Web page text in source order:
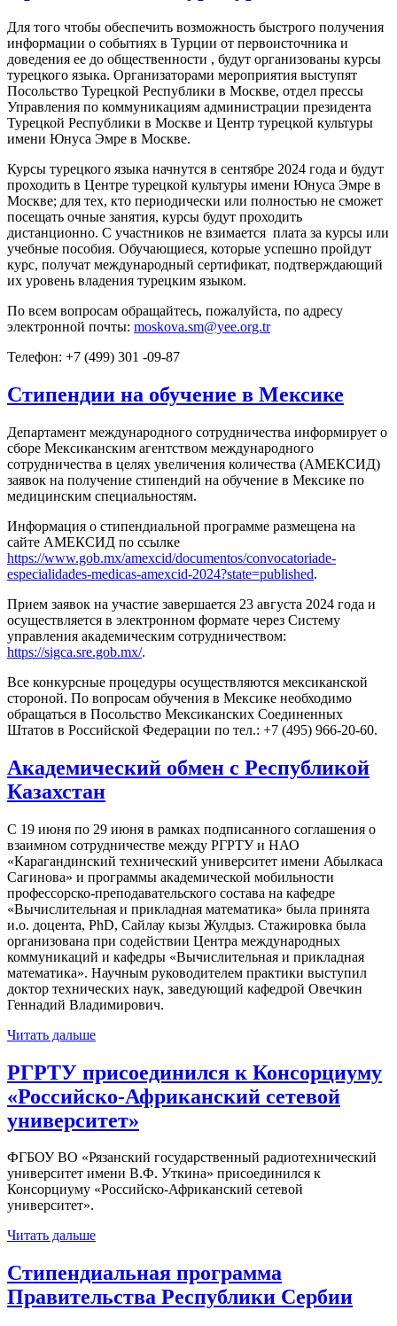
Для того чтобы обеспечить возможность быстрого получения
информации о событиях в Турции от первоисточника и
доведения ее до общественности , будут организованы курсы
турецкого языка. Организаторами мероприятия выступят
Посольство Турецкой Республики в Москве, отдел прессы
Управления по коммуникациям администрации президента
Турецкой Республики в Москве и Центр турецкой культуры
имени Юнуса Эмре в Москве.
Курсы турецкого языка начнутся в сентябре 2024 года и будут
проходить в Центре турецкой культуры имени Юнуса Эмре в
Москве; для тех, кто периодически или полностью не сможет
посещать очные занятия, курсы будут проходить
дистанционно. С участников не взимается плата за курсы или
учебные пособия. Обучающиеся, которые успешно пройдут
курс, получат международный сертификат, подтверждающий
их уровень владения турецким языком.
По всем вопросам обращайтесь, пожалуйста, по адресу
электронной почты: moskova.sm@yee.org.tr
Телефон: +7 (499) 301 -09-87
Стипендии на обучение в Мексике
Департамент международного сотрудничества информирует о
сборе Мексиканским агентством международного
сотрудничества в целях увеличения количества (АМЕКСИД)
заявок на получение стипендий на обучение в Мексике по
медицинским специальностям.
Информация о стипендиальной программе размещена на
сайте АМЕКСИД по ссылке
https://www.gob.mx/amexcid/documentos/convocatoriade-
especialidades-medicas-amexcid-2024?state=published.
Прием заявок на участие завершается 23 августа 2024 года и
осуществляется в электронном формате через Систему
управления академическим сотрудничеством:
https://sigca.sre.gob.mx/.
Все конкурсные процедуры осуществляются мексиканской
стороной. По вопросам обучения в Мексике необходимо
обращаться в Посольство Мексиканских Соединенных
Штатов в Российской Федерации по тел.: +7 (495) 966-20-60.
Академический обмен с Республикой
Казахстан
С 19 июня по 29 июня в рамках подписанного соглашения о
взаимном сотрудничестве между РГРТУ и НАО
«Карагандинский технический университет имени Абылкаса
Сагинова» и программы академической мобильности
профессорско-преподавательского состава на кафедре
«Вычислительная и прикладная математика» была принята
и.о. доцента, PhD, Сайлау кызы Жулдыз. Стажировка была
организована при содействии Центра международных
коммуникаций и кафедры «Вычислительная и прикладная
математика». Научным руководителем практики выступил
доктор технических наук, заведующий кафедрой Овечкин
Геннадий Владимирович.
Читать дальше
РГРТУ присоединился к Консорциуму
«Российско-Африканский сетевой
университет»
ФГБОУ ВО «Рязанский государственный радиотехнический
университет имени В.Ф. Уткина» присоединился к
Консорциуму «Российско-Африканский сетевой
университет».
Читать дальше
Стипендиальная программа
Правительства Республики Сербии